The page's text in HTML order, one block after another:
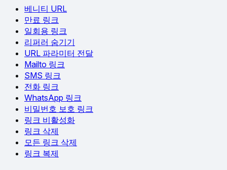
베니티 URL
만료 링크
일회용 링크
리퍼러 숨기기
URL 파라미터 전달
Mailto 링크
SMS 링크
전화 링크
WhatsApp 링크
비밀번호 보호 링크
링크 비활성화
링크 삭제
모든 링크 삭제
링크 복제